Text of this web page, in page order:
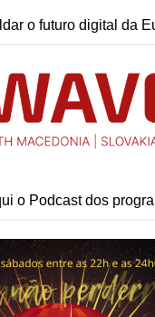
o futuro digital da
o Podcast dos